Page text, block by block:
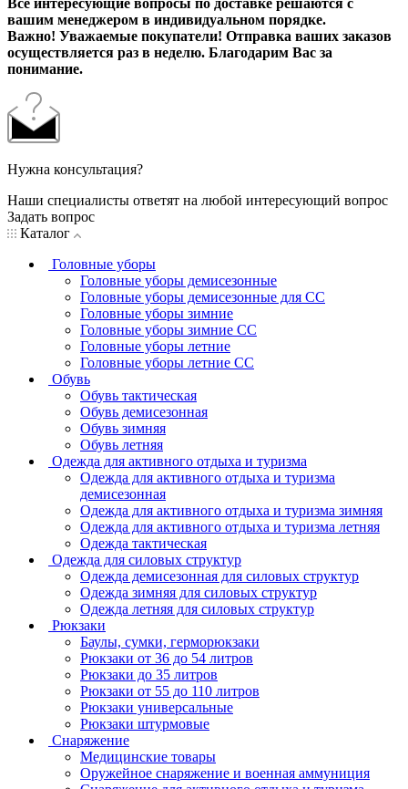
Все интересующие вопросы по доставке решаются с
вашим менеджером в индивидуальном порядке.
Важно! Уважаемые покупатели! Отправка ваших заказов
осуществляется раз в неделю. Благодарим Вас за
понимание.
Нужна консультация?
Наши специалисты ответят на любой интересующий вопрос
Задать вопрос
Каталог
Головные уборы
Головные уборы демисезонные
Головные уборы демисезонные для СС
Головные уборы зимние
Головные уборы зимние СС
Головные уборы летние
Головные уборы летние СС
Обувь
Обувь тактическая
Обувь демисезонная
Обувь зимняя
Обувь летняя
Одежда для активного отдыха и туризма
Одежда для активного отдыха и туризма
демисезонная
Одежда для активного отдыха и туризма зимняя
Одежда для активного отдыха и туризма летняя
Одежда тактическая
Одежда для силовых структур
Одежда демисезонная для силовых структур
Одежда зимняя для силовых структур
Одежда летняя для силовых структур
Рюкзаки
Баулы, сумки, герморюкзаки
Рюкзаки от 36 до 54 литров
Рюкзаки до 35 литров
Рюкзаки от 55 до 110 литров
Рюкзаки универсальные
Рюкзаки штурмовые
Снаряжение
Медицинские товары
Оружейное снаряжение и военная аммуниция